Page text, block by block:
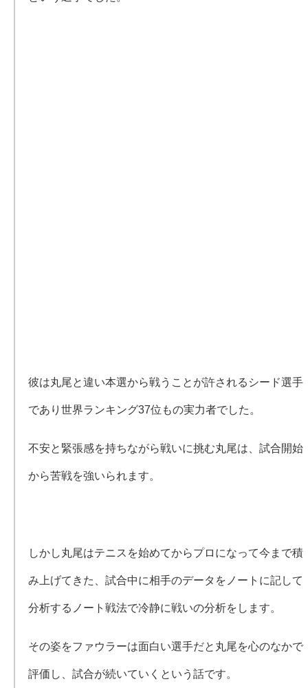
彼は丸尾と違い本選から戦うことが許されるシード選手
であり世界ランキング37位もの実力者でした。
不安と緊張感を持ちながら戦いに挑む丸尾は、試合開始
から苦戦を強いられます。
しかし丸尾はテニスを始めてからプロになって今まで積
み上げてきた、試合中に相手のデータをノートに記して
分析するノート戦法で冷静に戦いの分析をします。
その姿をファウラーは面白い選手だと丸尾を心のなかで
評価し、試合が続いていくという話です。